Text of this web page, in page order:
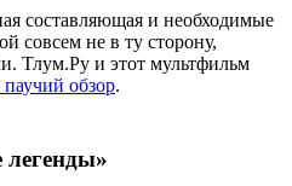
составляющая и необходимые
совсем не в ту сторону,
Тлум.Ру и этот мультфильм
паучий обзор.